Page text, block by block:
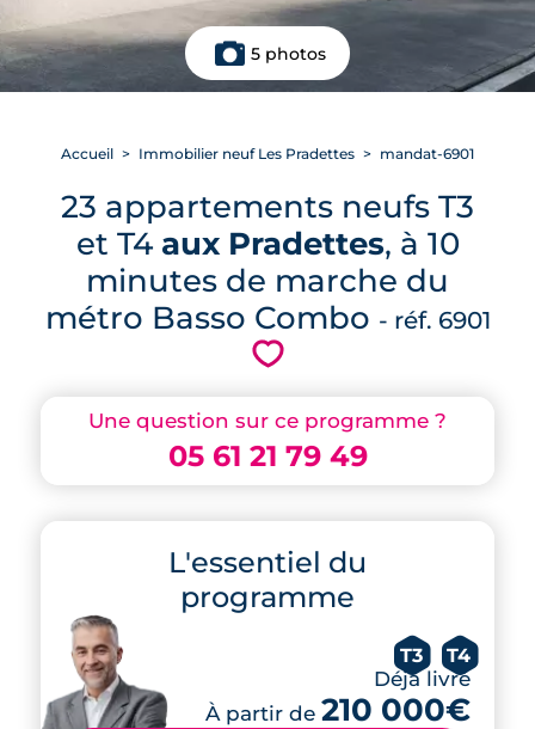
5 photos
Une question sur ce programme ?
05 61 21 79 49
L'essentiel du
programme
T3 T4
Déjà livré
À partir de 210 000€
Accueil Immobilier neuf Les Pradettes mandat-6901
23 appartements neufs T3
et T4 aux Pradettes, à 10
minutes de marche du
métro Basso Combo - réf. 6901
💗